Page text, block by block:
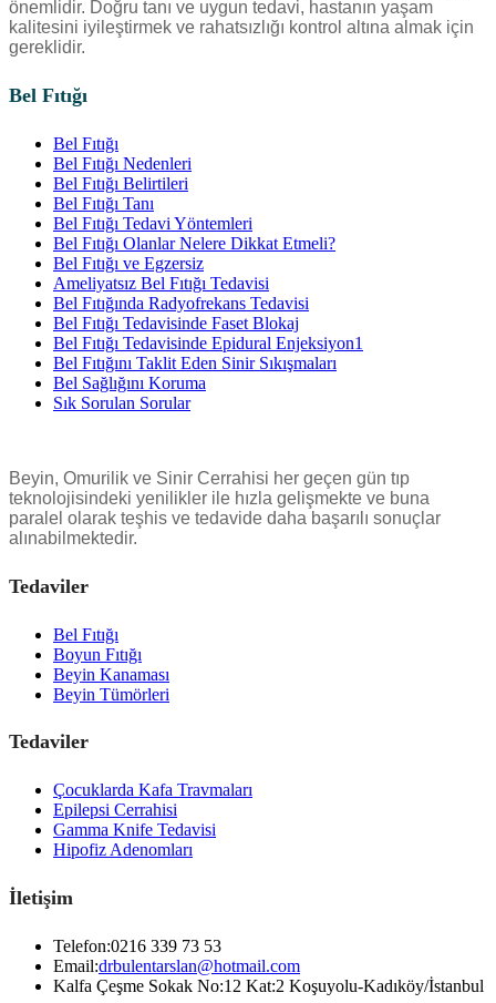
önemlidir. Doğru tanı ve uygun tedavi, hastanın yaşam
kalitesini iyileştirmek ve rahatsızlığı kontrol altına almak için
gereklidir.
Bel Fıtığı
Bel Fıtığı
Bel Fıtığı Nedenleri
Bel Fıtığı Belirtileri
Bel Fıtığı Tanı
Bel Fıtığı Tedavi Yöntemleri
Bel Fıtığı Olanlar Nelere Dikkat Etmeli?
Bel Fıtığı ve Egzersiz
Ameliyatsız Bel Fıtığı Tedavisi
Bel Fıtığında Radyofrekans Tedavisi
Bel Fıtığı Tedavisinde Faset Blokaj
Bel Fıtığı Tedavisinde Epidural Enjeksiyon1
Bel Fıtığını Taklit Eden Sinir Sıkışmaları
Bel Sağlığını Koruma
Sık Sorulan Sorular
Beyin, Omurilik ve Sinir Cerrahisi her geçen gün tıp
teknolojisindeki yenilikler ile hızla gelişmekte ve buna
paralel olarak teşhis ve tedavide daha başarılı sonuçlar
alınabilmektedir.
Tedaviler
Bel Fıtığı
Boyun Fıtığı
Beyin Kanaması
Beyin Tümörleri
Tedaviler
Çocuklarda Kafa Travmaları
Epilepsi Cerrahisi
Gamma Knife Tedavisi
Hipofiz Adenomları
İletişim
Telefon:0216 339 73 53
Email:drbulentarslan@hotmail.com
Kalfa Çeşme Sokak No:12 Kat:2 Koşuyolu-Kadıköy/İstanbul